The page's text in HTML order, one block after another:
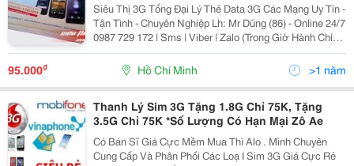
Siêu Thị 3G Tổng Đại Lý Thẻ Data 3G Các Mạng Uy Tín -
Tận Tình - Chuyên Nghiệp Lh: Mr Dũng (86) - Online 24/7
0987 729 172 | Sms | Viber | Zalo (Trong Giờ Hành Chính
Ưu Tiên Sms Or Chat Thôi Nhé) Y!M: Dungnguyen5002
Pin Bbm
95.000₫ Hồ Chí Minh >1 năm
Thanh Lý Sim 3G Tặng 1.8G Chỉ 75K, Tặng
3.5G Chỉ 75K *Số Lượng Có Hạn Mại Zô Ae
Có Bán Sĩ Giá Cực Mềm Mua Thì Alo . Mình Chuyên
Cung Cấp Và Phân Phối Các Loạ I Sim 3G Giá Cực Rẻ